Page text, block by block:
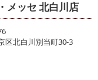
メッセ 北白川店
区北白川別当町30-3